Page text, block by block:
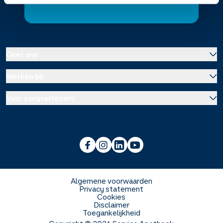
Franchise informatie
Voorlichting scholen
Algemene voorwaarden
Privacy statement
Cookies
Disclaimer
Toegankelijkheid